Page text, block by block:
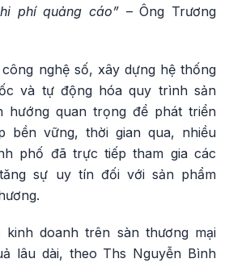
phí quảng cáo” – Ông Trương
nghệ số, xây dựng hệ thống
và tự động hóa quy trình sản
hướng quan trọng để phát triển
bền vững, thời gian qua, nhiều
phố đã trực tiếp tham gia các
sự uy tín đối với sản phẩm
kinh doanh trên sàn thương mại
lâu dài, theo Ths Nguyễn Bình